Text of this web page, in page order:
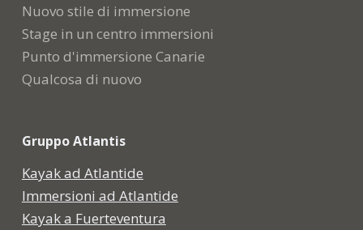
Nuovo stile di immersione
Stage in un centro immersioni
Punto d'immersione Canarie
Qualcosa di nuovo
Gruppo Atlantis
Kayak ad Atlantide
Immersioni ad Atlantide
Kayak a Fuerteventura